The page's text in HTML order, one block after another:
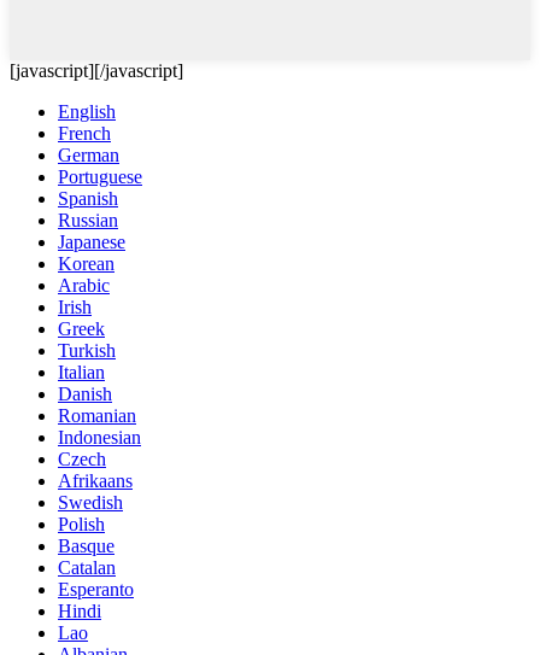
[javascript] [/javascript]
English
French
German
Portuguese
Spanish
Russian
Japanese
Korean
Arabic
Irish
Greek
Turkish
Italian
Danish
Romanian
Indonesian
Czech
Afrikaans
Swedish
Polish
Basque
Catalan
Esperanto
Hindi
Lao